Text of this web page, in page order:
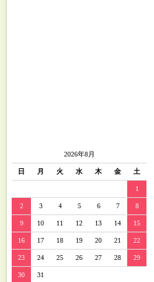
2026年8月
日 月 火 水 木 金 土
1
2 3 4 5 6 7 8
9 10 11 12 13 14 15
16 17 18 19 20 21 22
23 24 25 26 27 28 29
30 31